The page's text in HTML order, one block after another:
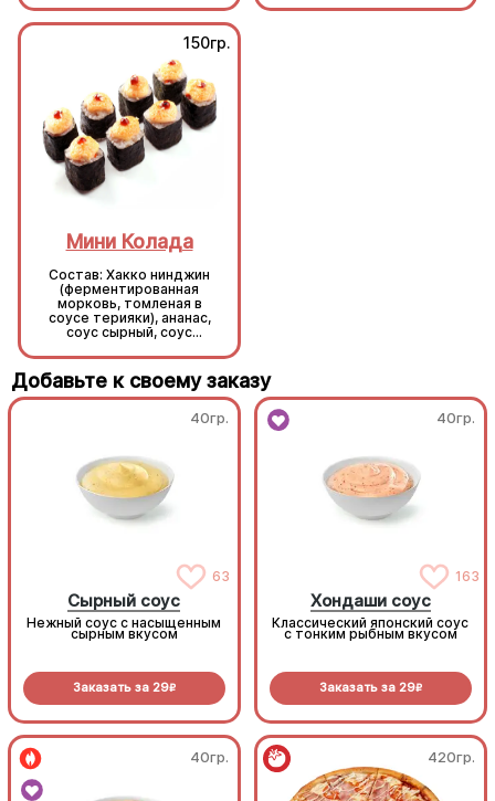
зеленый лук, соус Том
Ям, рис, нори.
150гр.
Мини Колада
Состав: Хакко нинджин
(ферментированная
морковь, томленая в
соусе терияки), ананас,
соус сырный, соус
Добавьте к своему заказу
40гр.
63
Сырный соус
Нежный соус с насыщенным
сырным вкусом
Заказать за 29R
40гр.
163
Хондаши соус
Классический японский соус
с тонким рыбным вкусом
Заказать за 29R
40гр. 420гр.